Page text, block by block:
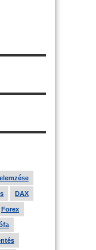
DAX
Forex